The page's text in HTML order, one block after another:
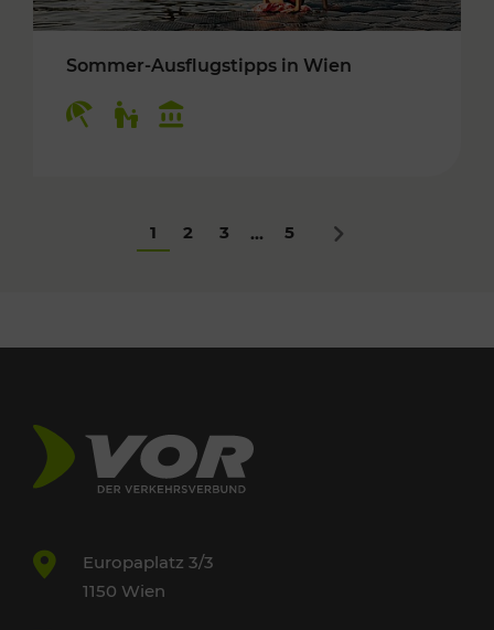
Sommer-Ausflugstipps in Wien
1 2 3 ... 5 Nächstes
Europaplatz 3/3
1150 Wien